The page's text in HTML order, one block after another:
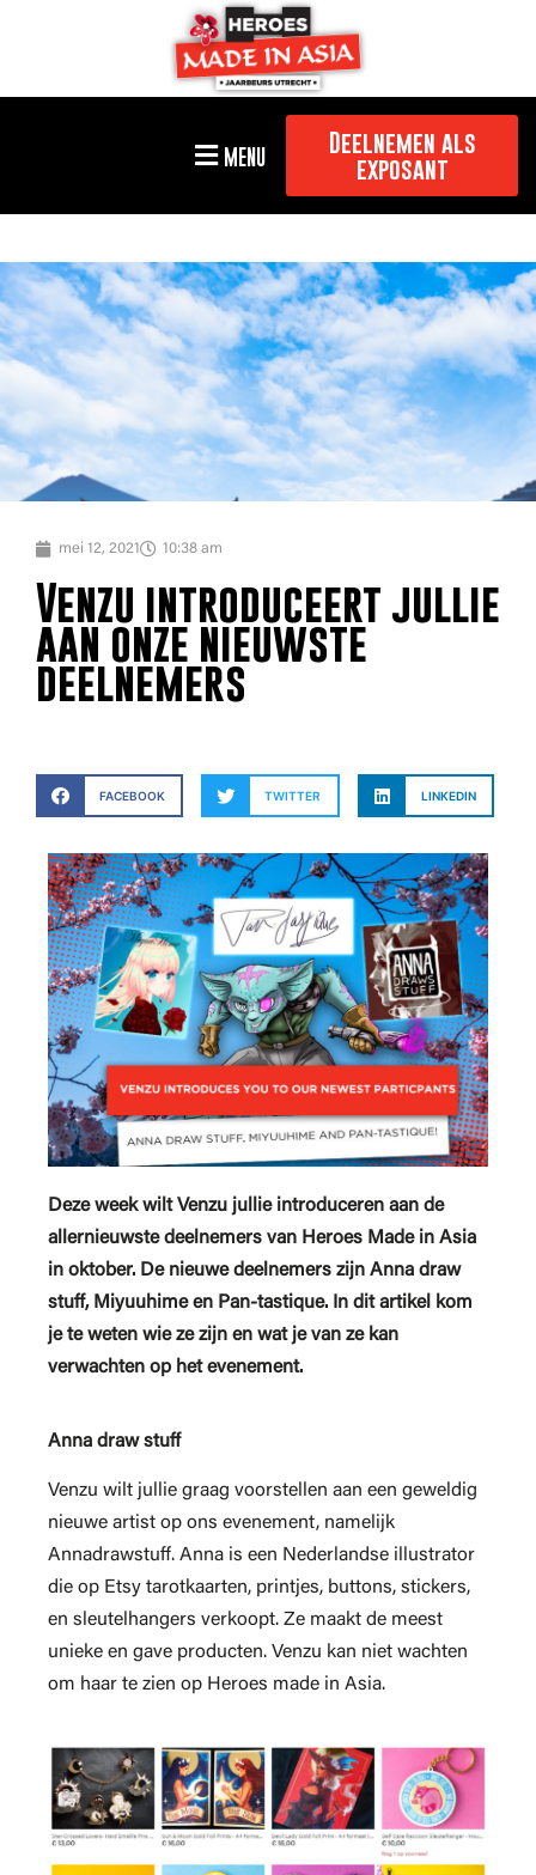
MENU
Deelnemen als
exposant
mei 12, 2021 10:38 am
Venzu introduceert jullie
aan onze nieuwste
deelnemers
FACEBOOK TWITTER LINKEDIN
Deze week wilt Venzu jullie introduceren aan de
allernieuwste deelnemers van Heroes Made in Asia
in oktober. De nieuwe deelnemers zijn Anna draw
stuff, Miyuuhime en Pan-tastique. In dit artikel kom
je te weten wie ze zijn en wat je van ze kan
verwachten op het evenement.
Anna draw stuff
Venzu wilt jullie graag voorstellen aan een geweldig
nieuwe artist op ons evenement, namelijk
Annadrawstuff. Anna is een Nederlandse illustrator
die op Etsy tarotkaarten, printjes, buttons, stickers,
en sleutelhangers verkoopt. Ze maakt de meest
unieke en gave producten. Venzu kan niet wachten
om haar te zien op Heroes made in Asia.